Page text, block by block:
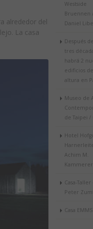
alrededor del
La casa
Westside
Bruennen /
Daniel
Después
tres
habrá 2
edificios
altura en
Museo de
de Taipei /
Hotel
Achim M.
Kammerer
Casa-Taller
Peter
Casa EMMS